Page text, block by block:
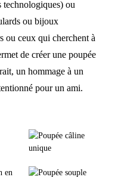
technologiques) ou
ou bijoux
ou ceux qui cherchent à
de créer une poupée
un hommage à un
pour un ami.